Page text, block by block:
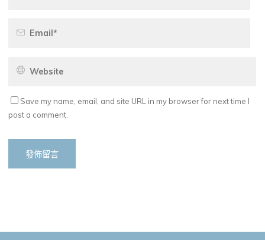
Save my name, email, and site URL in my browser for next time I
post a comment.